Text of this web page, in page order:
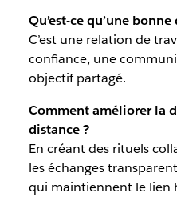
Qu’est-ce qu’une
C’est une relation de
confiance, une
objectif partagé.
Comment améliorer la
distance ?
En créant des rituels
les échanges
qui maintiennent le lien